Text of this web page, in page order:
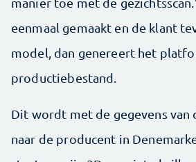
eenmaal gemaakt en de klant
model, dan genereert het
productiebestand.
Dit wordt met de gegevens van
naar de producent in